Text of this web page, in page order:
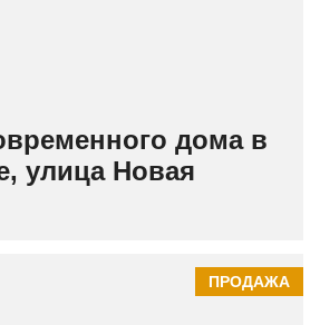
дома в
улица Новая
ПРОДАЖА